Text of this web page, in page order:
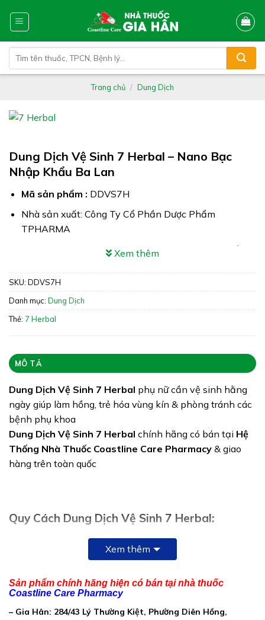
kiếm:
Trang chủ / Dung Dịch
Dung Dịch Vệ Sinh 7 Herbal – Nano Bạc
Nhập Khẩu Ba Lan
Mã sản phẩm : DDVS7H
Nhà sản xuất: Công Ty Cổ Phần Dược Phẩm
TPHARMA
Công dụng: Dung Dịch Vệ Sinh 7 Herbal phụ nữ cần
phòng tránh các bệnh phụ khoa
Xuất xứ: Việt Nam
Giấy phép: NA
Tình trạng hàng: Hết hàng
Xem thêm
SKU: DDVS7H
Danh mục: Dung Dịch
Thẻ: 7 Herbal
MÔ TẢ
Dung Dịch Vệ Sinh 7 Herbal phụ nữ cần vệ sinh hằng
ngày giúp làm hồng, trẻ hóa vùng kín & phòng tránh các
bệnh phụ khoa
Dung Dịch Vệ Sinh 7 Herbal chính hãng có bán tại Hệ
Thống Nhà Thuốc Coastline Care Pharmacy & giao
hàng trên toàn quốc
Quy Cách Dung Dịch Vệ Sinh 7 Herbal:
Hộp 1 chai 150ml: 145.000đ
Hộp 3 chai tặng kèm 1 chai nước hoa vùng kín:
Thành Phần Dung Dịch Vệ Sinh 7 Herbal:
Xem thêm
Sản phẩm chính hãng hiện có bán tại nhà thuốc
Coastline Care Pharmacy
– Gia Hân: 284/43 Lý Thường Kiệt, Phường Diên Hồng,